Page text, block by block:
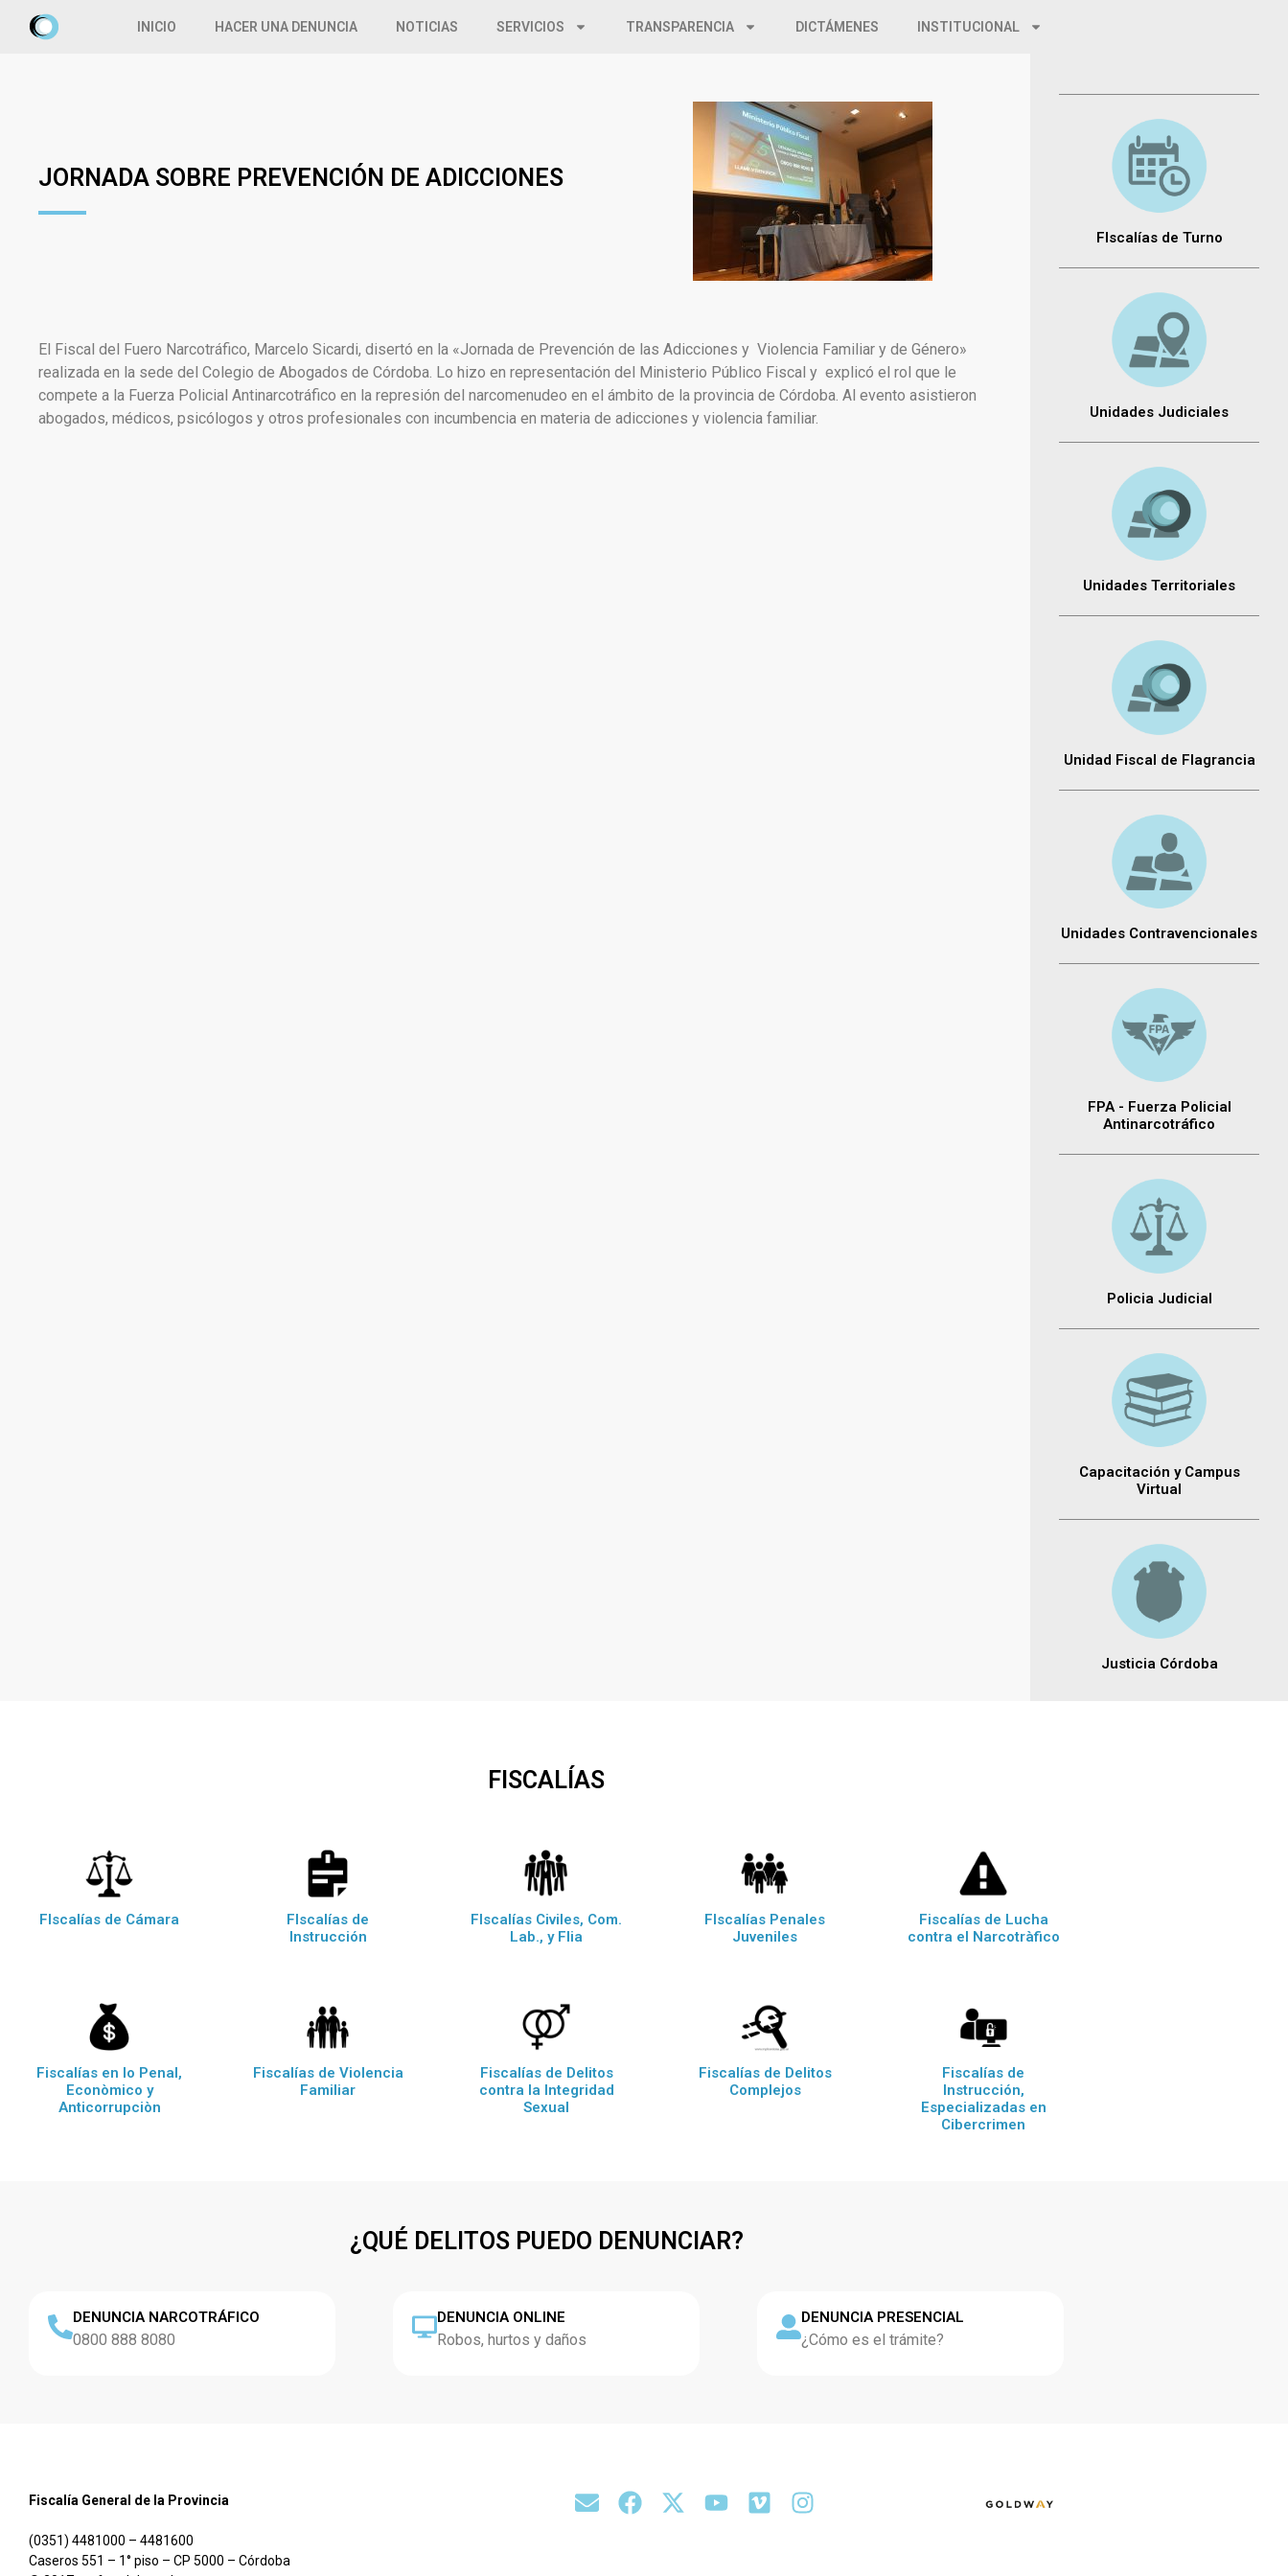
INICIO HACER UNA DENUNCIA NOTICIAS SERVICIOS TRANSPARENCIA DICTÁMENES INSTITUCIONAL
JORNADA SOBRE PREVENCIÓN DE ADICCIONES
El Fiscal del Fuero Narcotráfico, Marcelo Sicardi, disertó en la «Jornada de Prevención de las Adicciones y Violencia Familiar y de Género»
realizada en la sede del Colegio de Abogados de Córdoba. Lo hizo en representación del Ministerio Público Fiscal y explicó el rol que le
compete a la Fuerza Policial Antinarcotráfico en la represión del narcomenudeo en el ámbito de la provincia de Córdoba. Al evento asistieron
abogados, médicos, psicólogos y otros profesionales con incumbencia en materia de adicciones y violencia familiar.
FIscalías de Turno
Unidades Judiciales
Unidades Territoriales
Unidad Fiscal de Flagrancia
Unidades Contravencionales
FPA - Fuerza Policial
Antinarcotráfico
Policia Judicial
Capacitación y Campus
Virtual
Justicia Córdoba
FISCALÍAS
FIscalías de Cámara
FIscalías de
Instrucción
FIscalías Civiles, Com.
Lab., y Flia
FIscalías Penales
Juveniles
Fiscalías de Lucha
contra el Narcotràfico
Fiscalías en lo Penal,
Econòmico y
Anticorrupciòn
Fiscalías de Violencia
Familiar
Fiscalías de Delitos
contra la Integridad
Sexual
Fiscalías de Delitos
Complejos
Fiscalías de
Instrucción,
Especializadas en
Cibercrimen
¿QUÉ DELITOS PUEDO DENUNCIAR?
DENUNCIA NARCOTRÁFICO
0800 888 8080
DENUNCIA ONLINE
Robos, hurtos y daños
DENUNCIA PRESENCIAL
¿Cómo es el trámite?
Fiscalía General de la Provincia
(0351) 4481000 – 4481600
Caseros 551 – 1° piso – CP 5000 – Córdoba